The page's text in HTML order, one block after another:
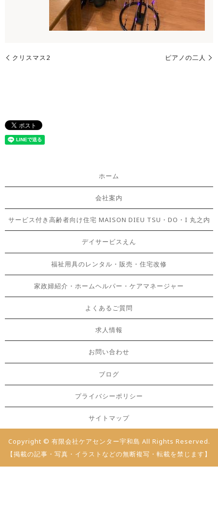
クリスマス2 ピアノの二人
ホーム
会社案内
サービス付き高齢者向け住宅 MAISON DIEU TSU・DO・I 丸之内
デイサービスえん
福祉用具のレンタル・販売・住宅改修
家政婦紹介・ホームヘルパー・ケアマネージャー
よくあるご質問
求人情報
お問い合わせ
ブログ
プライバシーポリシー
サイトマップ
Copyright © 有限会社ケアセンター宇和島 All Rights Reserved.
【掲載の記事・写真・イラストなどの無断複写・転載を禁じます】